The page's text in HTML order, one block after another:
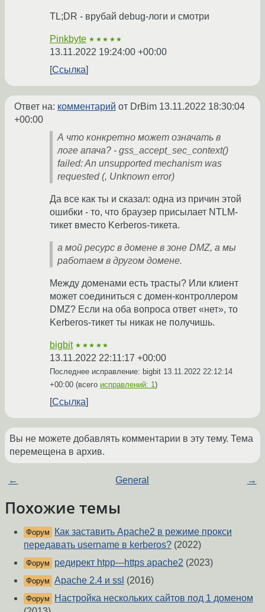
TL;DR - врубай debug-логи и смотри
Pinkbyte ★★★★★
13.11.2022 19:24:00 +00:00
Ссылка
Ответ на: комментарий от DrBim 13.11.2022 18:30:04
+00:00
А что конкретно может означать в
логе апача? - gss_accept_sec_context()
failed: An unsupported mechanism was
requested (, Unknown error)
Да все как ты и сказал: одна из причин этой
ошибки - то, что браузер присылает NTLM-
тикет вместо Kerberos-тикета.
а мой ресурс в домене в зоне DMZ, а мы
работаем в другом домене.
Между доменами есть трасты? Или клиент
может соединиться с домен-контроллером
DMZ? Если на оба вопроса ответ «нет», то
Kerberos-тикет ты никак не получишь.
bigbit ★★★★★
13.11.2022 22:11:17 +00:00
Последнее исправление: bigbit 13.11.2022 22:12:14
+00:00 (всего исправлений: 1)
Ссылка
Вы не можете добавлять комментарии в эту тему. Тема
перемещена в архив.
← General →
Похожие темы
Форум
Как заставить Apache2 в режиме прокси
передавать username в kerberos? (2022)
Форум редирект htpp---https apache2 (2023)
Форум Apache 2.4 и ssl (2016)
Форум
Настройка нескольких сайтов под 1 доменом